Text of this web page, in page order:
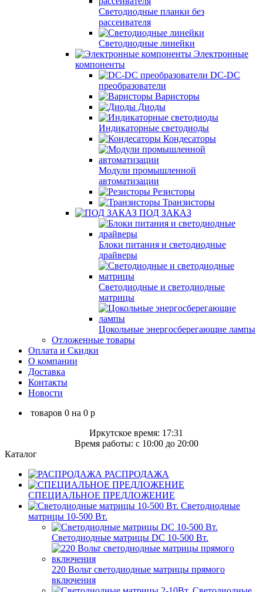
Светодиодные планки без
рассеивателя
Светодиодные линейки
Электронные
компоненты
DC-DC
преобразователи
Варисторы
Диоды
Индикаторные светодиоды
Кондесаторы
Модули промышленной
автоматизации
Резисторы
Транзисторы
ПОД ЗАКАЗ
Блоки питания и светодиодные
драйверы
Светодиодные и светодиодные
матрицы
Цокольные энергосберегающие лампы
Отложенные товары
Оплата и Скидки
О компании
Доставка
Контакты
Новости
товаров 0 на 0 p
Иркутское время: 17:31
Время работы: c 10:00 до 20:00
Каталог
РАСПРОДАЖА
СПЕЦИАЛЬНОЕ ПРЕДЛОЖЕНИЕ
Светодиодные
матрицы 10-500 Вт.
Светодиодные матрицы DC 10-500 Вт.
220 Вольт cветодиодные матрицы прямого
включения